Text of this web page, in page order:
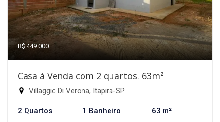
R$ 449.000
Casa à Venda com 2 quartos, 63m²
Villaggio Di Verona, Itapira-SP
2 Quartos 1 Banheiro 63 m²